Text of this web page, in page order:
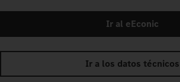
Ir al eEconic
Ir a los datos técnicos